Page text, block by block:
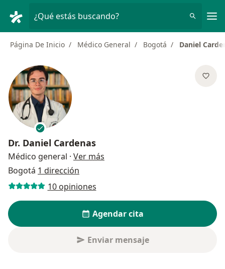
¿Qué estás buscando?
Página De Inicio Médico General Bogotá Daniel
Dr. Daniel Cardenas
Médico general · Ver más
Bogotá 1 dirección
10 opiniones
Agendar cita
Enviar mensaje